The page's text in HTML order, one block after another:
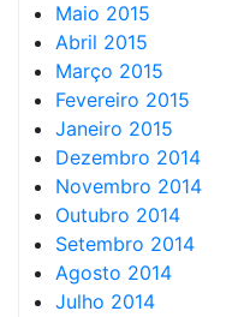
Maio 2015
Abril 2015
Março 2015
Fevereiro 2015
Janeiro 2015
Dezembro 2014
Novembro 2014
Outubro 2014
Setembro 2014
Agosto 2014
Julho 2014